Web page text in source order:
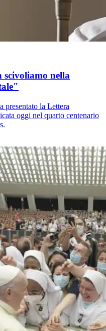
scivoliamo nella
presentato la Lettera
oggi nel quarto centenario